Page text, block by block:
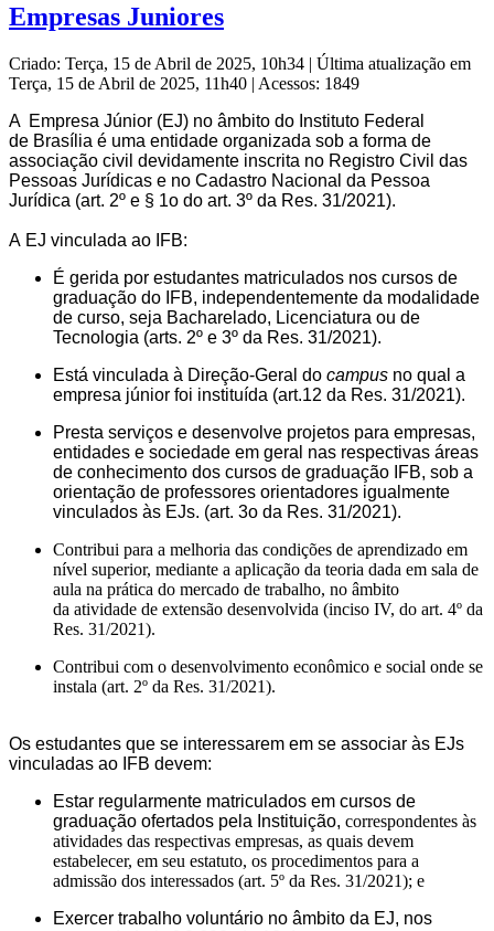
Empresas Juniores
Criado: Terça, 15 de Abril de 2025, 10h34 | Última atualização em
Terça, 15 de Abril de 2025, 11h40 | Acessos: 1849
A Empresa Júnior (EJ) no âmbito do I nstituto Federal
de Brasília é uma entidade organizada sob a forma de
associação civil devidamente inscrita no Registro Civil das
Pessoas Jurídicas e no Cadastro Nacional da Pessoa
Jurídica (art. 2º e § 1o do art. 3º da Res. 31/2021).
A EJ vinculada ao IFB:
É gerida por estudantes matriculados nos cursos de
graduação do IFB, independentemente da modalidade
de curso, seja Bacharelado, Licenciatura ou de
Tecnologia (arts. 2º e 3º da Res. 31/2021).
Está vinculada à Direção-Geral do campus no qual a
empresa júnior foi instituída (art.12 da Res. 31/2021).
Presta serviços e desenvolve projetos para empresas,
entidades e sociedade em geral nas respectivas áreas
de conhecimento dos cursos de graduação IFB, sob a
orientação de professores orientadores igualmente
vinculados às EJs. (art. 3o da Res. 31/2021).
Contribui para a melhoria das condições de aprendizado em
nível superior, mediante a aplicação da teoria dada em sala de
aula na prática do mercado de trabalho, no âmbito
da atividade de extensão desenvolvida (inciso IV, do art. 4º da
Res. 31/2021).
Contribui com o desenvolvimento econômico e social onde se
instala (art. 2º da Res. 31/2021).
Os estudantes que se interessarem em se associar às EJs
vinculadas ao IFB devem:
Estar regularmente matriculados em cursos de
graduação ofertados pela Instituição, correspondentes às
atividades das respectivas empresas, as quais devem
estabelecer, em seu estatuto, os procedimentos para a
admissão dos interessados (art. 5º da Res. 31/2021); e
Exercer trabalho voluntário no âmbito da EJ, nos